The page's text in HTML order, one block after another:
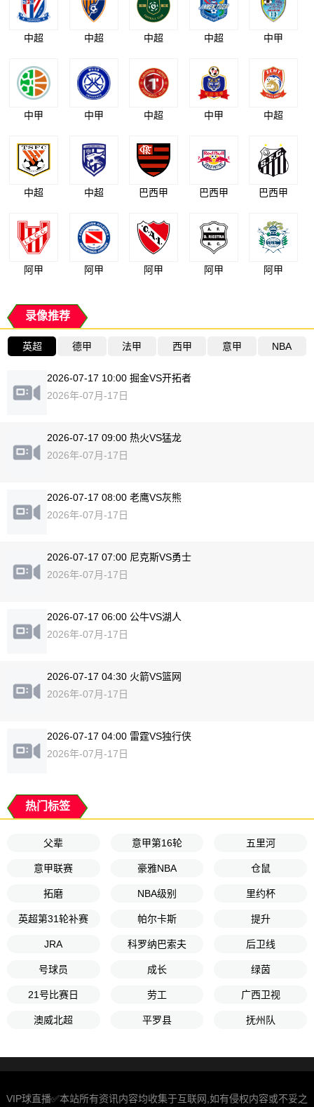
中超 中超 中超 中超 中甲
中甲 中甲 中超 中甲 中超
中超 中超 巴西甲 巴西甲 巴西甲
阿甲 阿甲 阿甲 阿甲 阿甲
录像推荐
英超 德甲 法甲 西甲 意甲 NBA
2026-07-17 10:00 掘金VS开拓者
2026年-07月-17日
2026-07-17 09:00 热火VS猛龙
2026年-07月-17日
2026-07-17 08:00 老鹰VS灰熊
2026年-07月-17日
2026-07-17 07:00 尼克斯VS勇士
2026年-07月-17日
2026-07-17 06:00 公牛VS湖人
2026年-07月-17日
2026-07-17 04:30 火箭VS篮网
2026年-07月-17日
2026-07-17 04:00 雷霆VS独行侠
2026年-07月-17日
热门标签
父辈 意甲第16轮 五里河
意甲联赛 豪雅NBA 仓鼠
拓磨 NBA级别 里约杯
英超第31轮补赛 帕尔卡斯 提升
JRA 科罗纳巴索夫 后卫线
号球员 成长 绿茵
21号比赛日 劳工 广西卫视
澳威北超 平罗县 抚州队
VIP球直播✅本站所有资讯内容均收集于互联网,如有侵权内容或不妥之